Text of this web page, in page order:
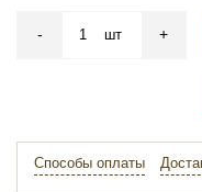
- шт +
Способы оплаты